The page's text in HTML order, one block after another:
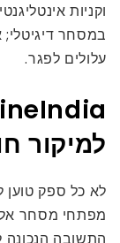
וקניות
במסחר
עלולים לפגר.
למיקור
לא כל ספק